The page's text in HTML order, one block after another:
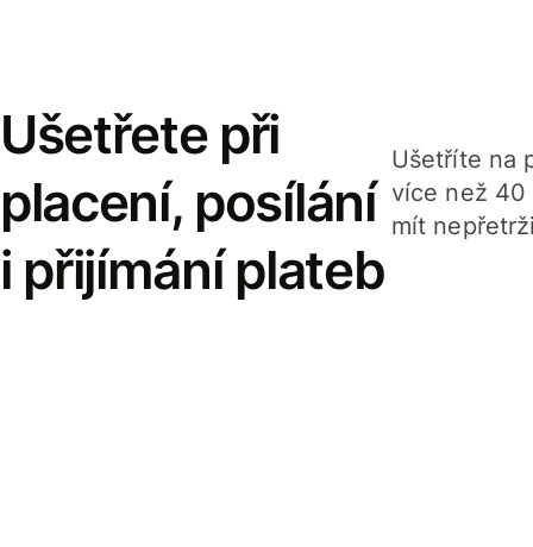
Ušetřete při
placení, posílání
i přijímání plateb
Ušetříte na
více než 40
mít